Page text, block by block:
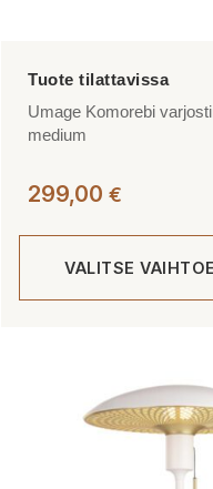
Umage Komorebi
medium
299,00 €
VALITSE